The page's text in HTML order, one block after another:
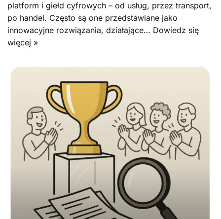
platform i giełd cyfrowych – od usług, przez transport,
po handel. Często są one przedstawiane jako
innowacyjne rozwiązania, działające… Dowiedz się
więcej »